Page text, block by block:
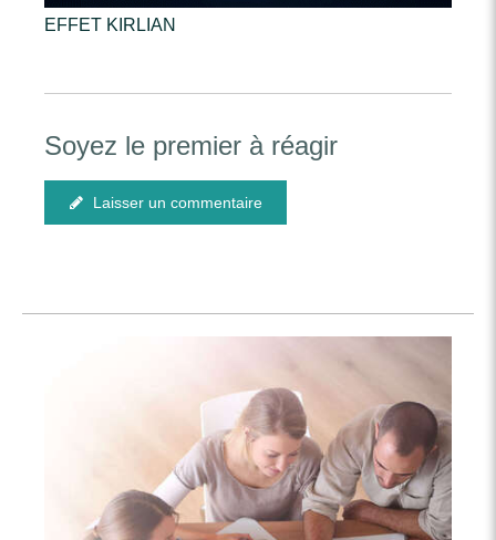
EFFET KIRLIAN
Soyez le premier à réagir
Laisser un commentaire